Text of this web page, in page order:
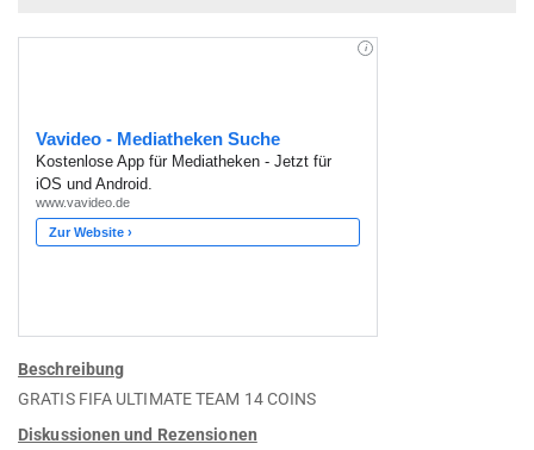
Beschreibung
GRATIS FIFA ULTIMATE TEAM 14 COINS
Diskussionen und Rezensionen